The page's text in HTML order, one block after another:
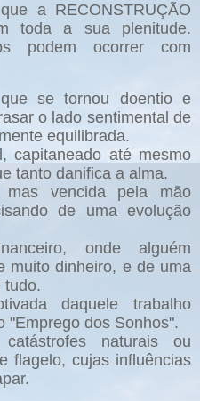
a RECONSTRUÇÃO
toda a sua plenitude.
podem ocorrer com
se tornou doentio e
o lado sentimental de
equilibrada.
capitaneado até mesmo
tanto danifica a alma.
mas vencida pela mão
de uma evolução
onde alguém
muito dinheiro, e de uma
tudo.
daquele trabalho
"Emprego dos Sonhos".
naturais ou
flagelo, cujas influências